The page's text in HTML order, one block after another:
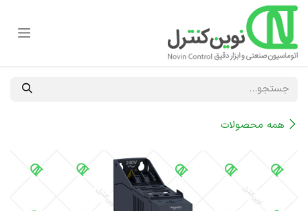
صرف نظر و مشاهده محتوا
همه محصولات